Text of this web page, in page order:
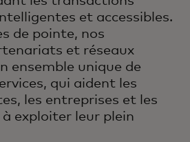
et accessibles.
de pointe, nos
et réseaux
ensemble unique de
qui aident les
les entreprises et les
exploiter leur plein